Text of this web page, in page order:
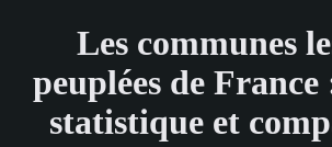
Les communes
peuplées de France
statistique et